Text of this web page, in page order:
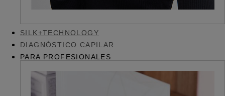
SILK+TECHNOLOGY
DIAGNÓSTICO CAPILAR
PARA PROFESIONALES